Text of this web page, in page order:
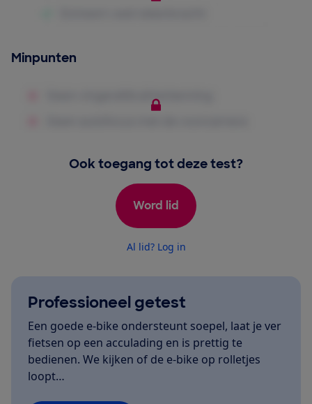
Minpunten
Ook toegang tot deze test?
Word lid
Al lid? Log in
Professioneel getest
Een goede e-bike ondersteunt soepel, laat je ver
fietsen op een acculading en is prettig te
bedienen. We kijken of de e-bike op rolletjes
loopt…